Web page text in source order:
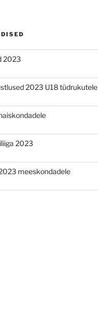
2023
2023 U18 tüdrukutele
2023
meeskondadele